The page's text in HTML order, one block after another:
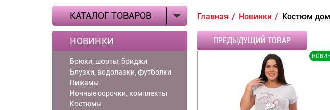
КАТАЛОГ ТОВАРОВ
НОВИНКИ
Брюки, шорты, бриджи
Блузки, водолазки, футболки
Пижамы
Ночные сорочки, комплекты
Костюмы
Главная Новинки Костюм
ПРЕДЫДУЩИЙ ТОВАР